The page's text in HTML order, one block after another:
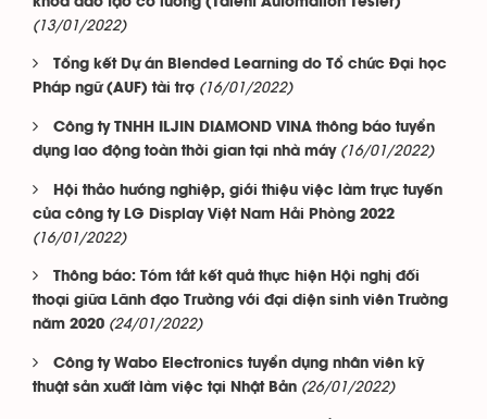
(13/01/2022)
Tổng kết Dự án Blended Learning do Tổ chức Đại học
Pháp ngữ (AUF) tài trợ (16/01/2022)
Công ty TNHH ILJIN DIAMOND VINA thông báo tuyển
dụng lao động toàn thời gian tại nhà máy (16/01/2022)
Hội thảo hướng nghiệp, giới thiệu việc làm trực tuyến
của công ty LG Display Việt Nam Hải Phòng 2022
(16/01/2022)
Thông báo: Tóm tắt kết quả thực hiện Hội nghị đối
thoại giữa Lãnh đạo Trường với đại diện sinh viên Trường
năm 2020 (24/01/2022)
Công ty Wabo Electronics tuyển dụng nhân viên kỹ
thuật sản xuất làm việc tại Nhật Bản (26/01/2022)